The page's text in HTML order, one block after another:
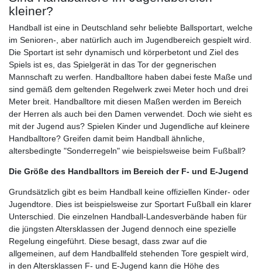
kleiner?
Handball ist eine in Deutschland sehr beliebte Ballsportart, welche
im Senioren-, aber natürlich auch im Jugendbereich gespielt wird.
Die Sportart ist sehr dynamisch und körperbetont und Ziel des
Spiels ist es, das Spielgerät in das Tor der gegnerischen
Mannschaft zu werfen. Handballtore haben dabei feste Maße und
sind gemäß dem geltenden Regelwerk zwei Meter hoch und drei
Meter breit. Handballtore mit diesen Maßen werden im Bereich
der Herren als auch bei den Damen verwendet. Doch wie sieht es
mit der Jugend aus? Spielen Kinder und Jugendliche auf kleinere
Handballtore? Greifen damit beim Handball ähnliche,
altersbedingte "Sonderregeln" wie beispielsweise beim Fußball?
Die Größe des Handballtors im Bereich der F- und E-Jugend
Grundsätzlich gibt es beim Handball keine offiziellen Kinder- oder
Jugendtore. Dies ist beispielsweise zur Sportart Fußball ein klarer
Unterschied. Die einzelnen Handball-Landesverbände haben für
die jüngsten Altersklassen der Jugend dennoch eine spezielle
Regelung eingeführt. Diese besagt, dass zwar auf die
allgemeinen, auf dem Handballfeld stehenden Tore gespielt wird,
in den Altersklassen F- und E-Jugend kann die Höhe des